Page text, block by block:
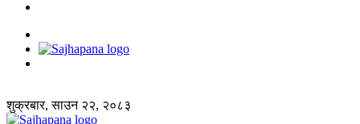
शुक्रबार, साउन २२, २०८३